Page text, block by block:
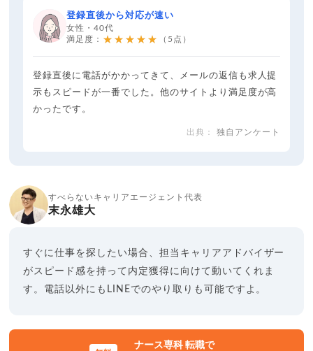
登録直後から対応が速い
女性・40代
満足度： ★★★★★ （5点）
登録直後に電話がかかってきて、メールの返信も求人提
示もスピードが一番でした。他のサイトより満足度が高
かったです。
独自アンケート
すべらないキャリアエージェント代表
末永雄大
すぐに仕事を探したい場合、担当キャリアアドバイザー
がスピード感を持って内定獲得に向けて動いてくれま
す。電話以外にもLINEでのやり取りも可能ですよ。
ナース専科 転職で